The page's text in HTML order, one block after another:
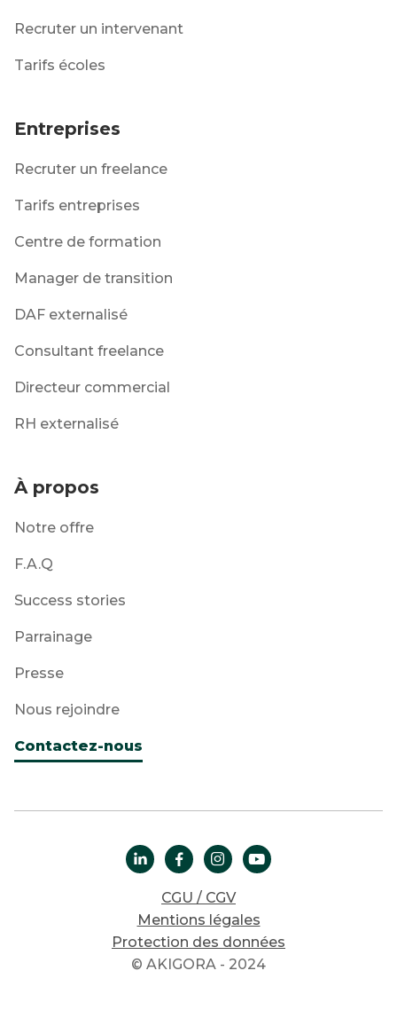
Recruter un intervenant
Tarifs écoles
Entreprises
Recruter un freelance
Tarifs entreprises
Centre de formation
Manager de transition
DAF externalisé
Consultant freelance
Directeur commercial
RH externalisé
À propos
Notre offre
F.A.Q
Success stories
Parrainage
Presse
Nous rejoindre
Contactez-nous
© AKIGORA - 2024
Protection des données
Mentions légales
CGU / CGV
   